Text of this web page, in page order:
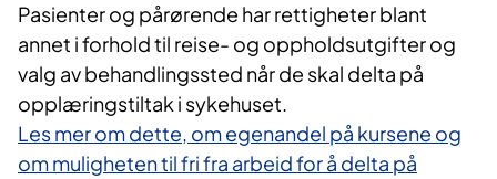
Pasienter og pårørende har rettigheter blant
annet i forhold til reise- og oppholdsutgifter og
valg av behandlingssted når de skal delta på
opplæringstiltak i sykehuset.
Les mer om dette, om egenandel på kursene og
om muligheten til fri fra arbeid for å delta på